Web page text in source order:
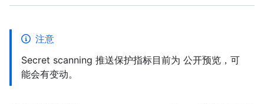
注意
Secret scanning 推送保护指标目前为 公开预览，可
能会有变动。